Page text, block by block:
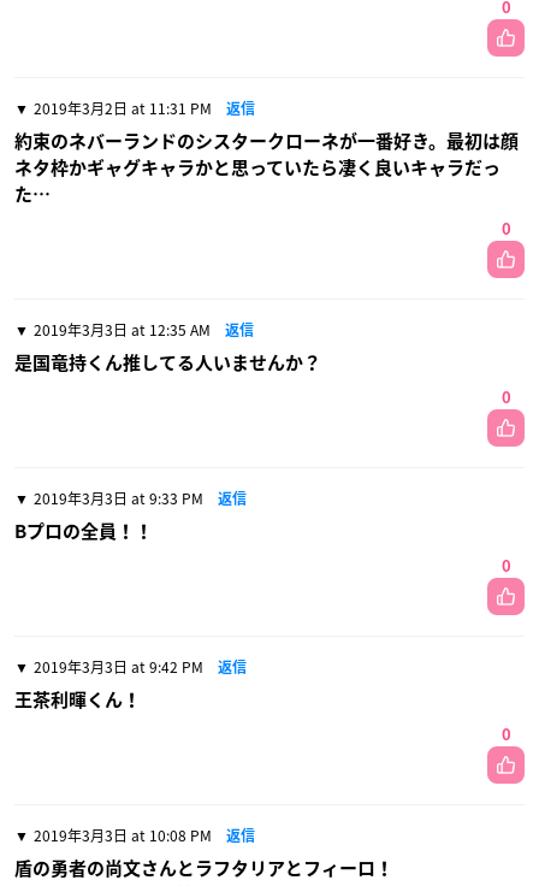
0
2019年3月2日 at 11:31 PM 返信
約束のネバーランドのシスタークローネが一番好き。最初は顔
ネタ枠かギャグキャラかと思っていたら凄く良いキャラだっ
た…
0
2019年3月3日 at 12:35 AM 返信
是国竜持くん推してる人いませんか？
0
2019年3月3日 at 9:33 PM 返信
Bプロの全員！！
0
2019年3月3日 at 9:42 PM 返信
王茶利暉くん！
0
2019年3月3日 at 10:08 PM 返信
盾の勇者の尚文さんとラフタリアとフィーロ！